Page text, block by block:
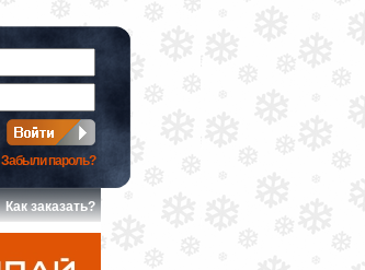
Забыли пароль?
Как заказать?